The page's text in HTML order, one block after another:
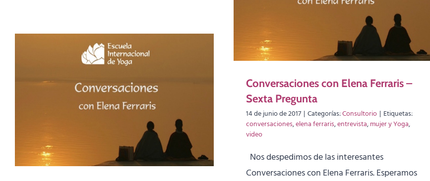
Conversaciones con Elena Ferraris –
Sexta Pregunta
14 de junio de 2017 | Categorías:Consultorio | Etiquetas:
conversaciones,elena ferraris,entrevista,mujer y Yoga,
video
Nos despedimos de las interesantes
Conversaciones con Elena Ferraris. Esperamos